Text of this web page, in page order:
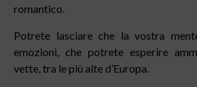
romantico.
Potrete lasciare che la vostra
emozioni, che potrete esperire
vette, tra le più alte d’Europa.